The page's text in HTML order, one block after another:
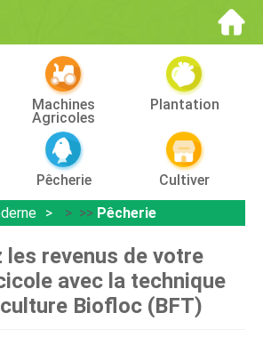
Machines
Agricoles
Plantation
Pêcherie
Cultiver
> >> Pêcherie
les revenus de votre
avec la technique
Biofloc (BFT)